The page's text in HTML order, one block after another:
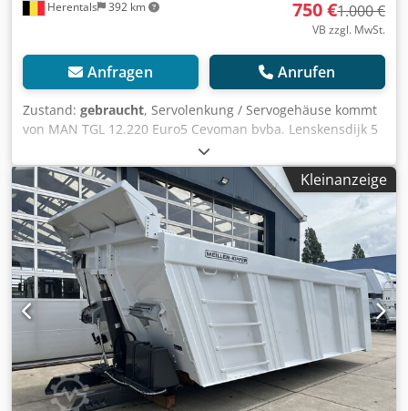
Herentals 392 km 750 €1.000 €
VB zzgl. MwSt.
Anfragen Anrufen
Zustand: gebraucht, Servolenkung / Servogehäuse kommt
von MAN TGL 12.220 Euro5 Cevoman bvba. Lenskensdijk 5
2200 Herentals Belgien Chodoy R Nt Ijpfx Abrja
Kleinanzeige